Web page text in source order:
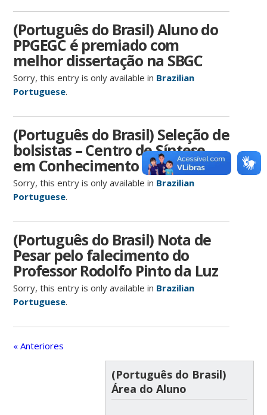
(Português do Brasil) Aluno do
PPGEGC é premiado com
melhor dissertação na SBGC
Sorry, this entry is only available in Brazilian
Portuguese.
(Português do Brasil) Seleção de
bolsistas – Centro de Síntese
em Conhecimento
Sorry, this entry is only available in Brazilian
Portuguese.
(Português do Brasil) Nota de
Pesar pelo falecimento do
Professor Rodolfo Pinto da Luz
Sorry, this entry is only available in Brazilian
Portuguese.
« Anteriores
(Português do Brasil)
Área do Aluno